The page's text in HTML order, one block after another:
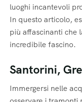
luoghi incantevoli
In questo articolo,
più affascinanti che
incredibile fascino.
Santorini,
Immergersi nelle